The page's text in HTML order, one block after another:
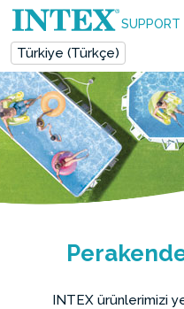
SUPPORT
Türkiye (Türkçe)
INTEX ürünlerimizi